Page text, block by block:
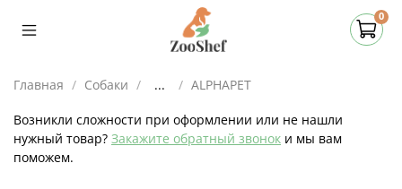
0
Главная Собаки ... ALPHAPET
Возникли сложности при оформлении или не нашли
нужный товар? Закажите обратный звонок и мы вам
поможем.